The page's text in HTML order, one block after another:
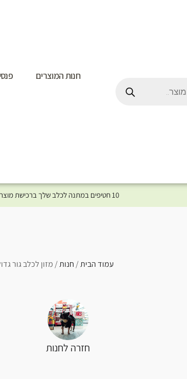
חנות המוצרים
10 חטיפים במתנה לכלב שלך ברכישת מוצר מקטגוריית המומלצים ⤎ לחצו כאן למוצרים המומלצים לכלב
עמוד הבית/חנות/ מזון לכלב גור
חזרה לחנות